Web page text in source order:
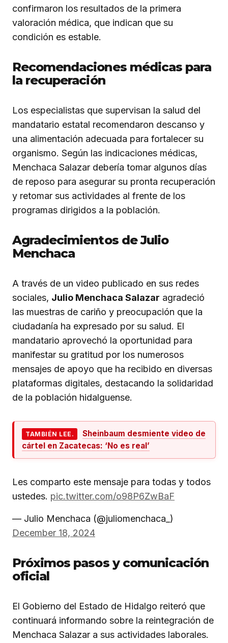
confirmaron los resultados de la primera
valoración médica, que indican que su
condición es estable.
Recomendaciones médicas para
la recuperación
Los especialistas que supervisan la salud del
mandatario estatal recomendaron descanso y
una alimentación adecuada para fortalecer su
organismo. Según las indicaciones médicas,
Menchaca Salazar debería tomar algunos días
de reposo para asegurar su pronta recuperación
y retomar sus actividades al frente de los
programas dirigidos a la población.
Agradecimientos de Julio
Menchaca
A través de un video publicado en sus redes
sociales, Julio Menchaca Salazar agradeció
las muestras de cariño y preocupación que la
ciudadanía ha expresado por su salud. El
mandatario aprovechó la oportunidad para
manifestar su gratitud por los numerosos
mensajes de apoyo que ha recibido en diversas
plataformas digitales, destacando la solidaridad
de la población hidalguense.
TAMBIÉN LEE.
Sheinbaum desmiente video de
cártel en Zacatecas: ‘No es real’
Les comparto este mensaje para todas y todos
ustedes. pic.twitter.com/o98P6ZwBaF
— Julio Menchaca (@juliomenchaca_)
December 18, 2024
Próximos pasos y comunicación
oficial
El Gobierno del Estado de Hidalgo reiteró que
continuará informando sobre la reintegración de
Menchaca Salazar a sus actividades laborales.